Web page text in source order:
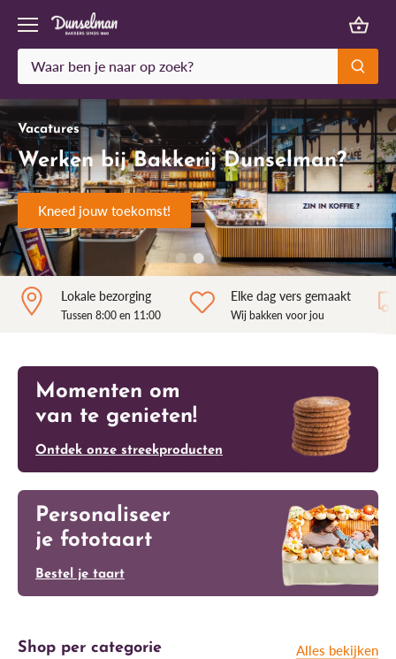
naar
content
Vacatures
Werken bij Bakkerij Dunselman?
Kneed jouw toekomst!
Lokale bezorging
Tussen 8:00 en 11:00
Elke dag vers gemaakt
Wij bakken voor jou
Momenten om
van te genieten!
Ontdek onze streekproducten
Personaliseer
je fototaart
Bestel je taart
Shop per categorie Alles bekijken